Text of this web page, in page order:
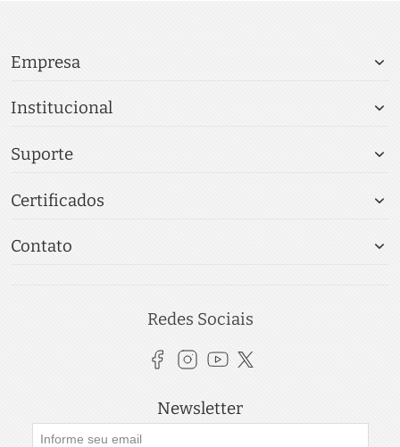
Empresa
Institucional
Suporte
Certificados
Contato
Redes Sociais
Newsletter